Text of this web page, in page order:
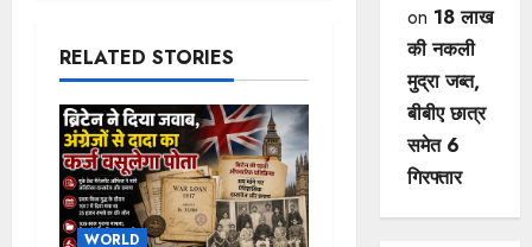
a
v
i
g
RELATED STORIES
WORLD
on 18 लाख
की नकली
मुद्रा जब्त,
बीबीए छात्र
समेत 6
गिरफ्तार